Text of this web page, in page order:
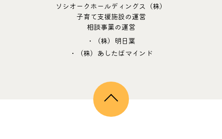
ソシオークホールディングス（株）
子育て支援施設の運営
相談事業の運営
・（株）明日葉
・（株）あしたばマインド